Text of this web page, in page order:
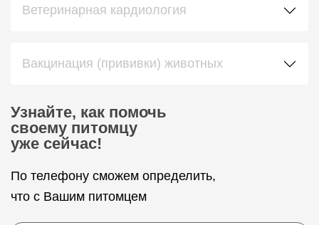
Ветеринарная кардиология
Вакцинация (прививки) животных
Узнайте, как помочь
своему питомцу
уже сейчас!
По телефону сможем определить,
что с Вашим питомцем